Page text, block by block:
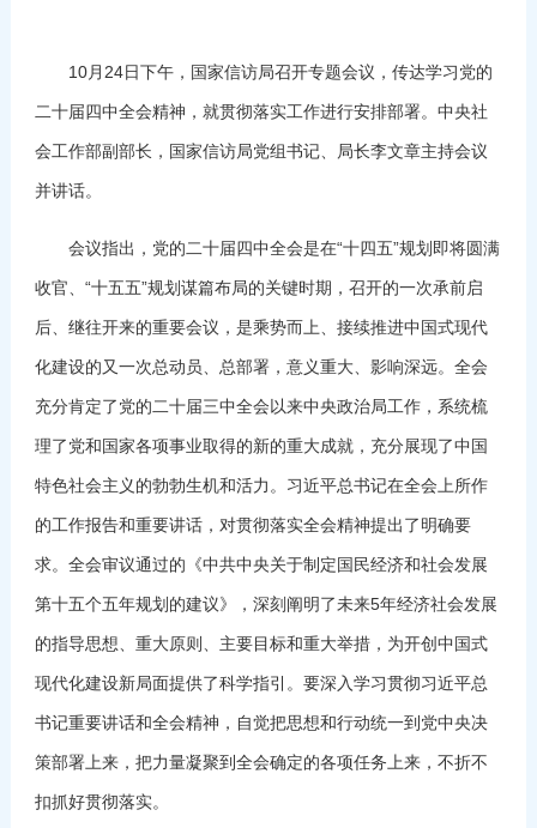
10月24日下午，国家信访局召开专题会议，传达学习党的
二十届四中全会精神，就贯彻落实工作进行安排部署。中央社
会工作部副部长，国家信访局党组书记、局长李文章主持会议
并讲话。
会议指出，党的二十届四中全会是在“十四五”规划即将圆满
收官、“十五五”规划谋篇布局的关键时期，召开的一次承前启
后、继往开来的重要会议，是乘势而上、接续推进中国式现代
化建设的又一次总动员、总部署，意义重大、影响深远。全会
充分肯定了党的二十届三中全会以来中央政治局工作，系统梳
理了党和国家各项事业取得的新的重大成就，充分展现了中国
特色社会主义的勃勃生机和活力。习近平总书记在全会上所作
的工作报告和重要讲话，对贯彻落实全会精神提出了明确要
求。全会审议通过的《中共中央关于制定国民经济和社会发展
第十五个五年规划的建议》，深刻阐明了未来5年经济社会发展
的指导思想、重大原则、主要目标和重大举措，为开创中国式
现代化建设新局面提供了科学指引。要深入学习贯彻习近平总
书记重要讲话和全会精神，自觉把思想和行动统一到党中央决
策部署上来，把力量凝聚到全会确定的各项任务上来，不折不
扣抓好贯彻落实。